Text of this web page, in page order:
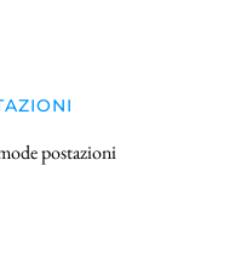
postazioni